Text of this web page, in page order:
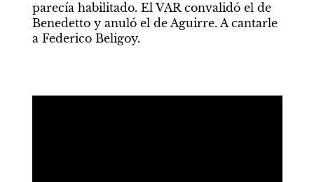
parecía habilitado. El VAR convalidó el de
Benedetto y anuló el de Aguirre. A cantarle
a Federico Beligoy.